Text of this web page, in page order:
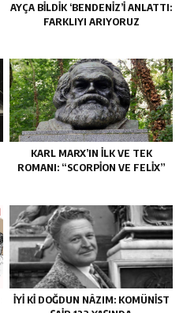
AYÇA BILDIK ‘BENDENIZ’I ANLATTI:
FARKLIYI ARIYORUZ
KARL MARX’IN ILK VE TEK
ROMANI: “SCORPION VE FELIX”
İYI KI DOĞDUN NÂZIM: KOMÜNIST